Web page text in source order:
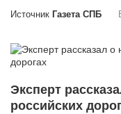
Источник Газета СПБ
Эксперт
российских